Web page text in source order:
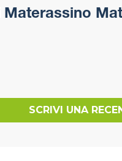
Materassino
SCRIVI UNA